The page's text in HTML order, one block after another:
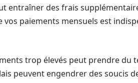
entraîner des frais
paiements mensuels est
trop élevés peut prendre du
peuvent engendrer des soucis